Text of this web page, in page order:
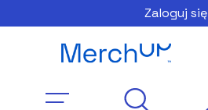
Zaloguj się